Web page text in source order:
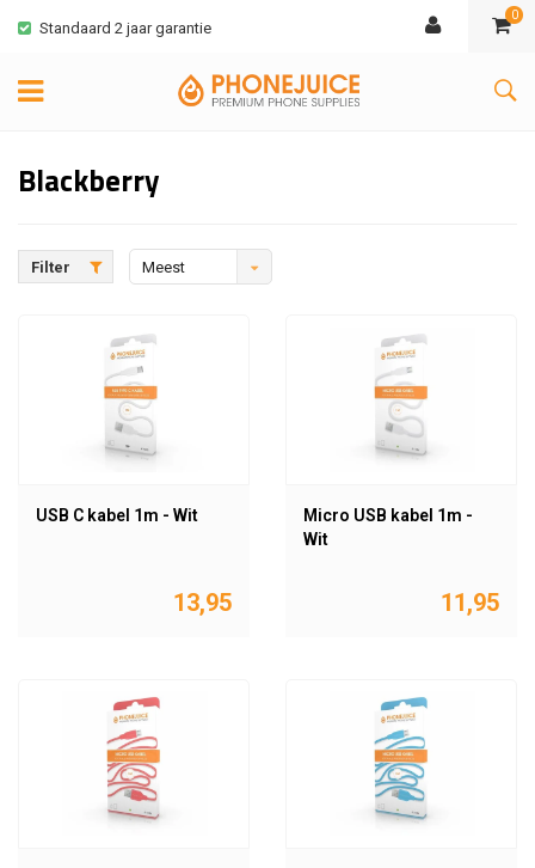
Standaard 2 jaar garantie
0
Blackberry
Filter
Meest
USB C kabel 1m - Wit
13,95
Micro USB kabel 1m -
Wit
11,95